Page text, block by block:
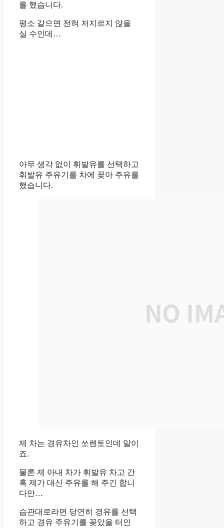
를 했습니다.
평소 같으면 전혀 저지르지 않을
실 수인데…
아무 생각 없이 휘발유를 선택하고
휘발유 주유기를 차에 꽂아 주유를
했습니다.
제 차는 경유차인 쏘렌토인데 말이
죠.
물론 제 아내 차가 휘발유 차고 간
혹 제가 대신 주유를 해 주긴 합니
다만…
습관대로라면 당연히 경유를 선택
하고 경유 주유기를 꽂았을 터인